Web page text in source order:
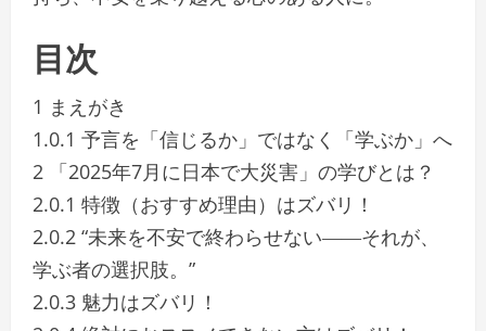
目次
1 まえがき
1.0.1 予言を「信じるか」ではなく「学ぶか」へ
2 「2025年7月に日本で大災害」の学びとは？
2.0.1 特徴（おすすめ理由）はズバリ！
2.0.2 “未来を不安で終わらせない――それが、
学ぶ者の選択肢。”
2.0.3 魅力はズバリ！